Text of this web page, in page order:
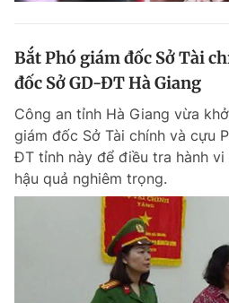
Bắt Phó giám đốc Sở Tài
đốc Sở GD-ĐT Hà Giang
Công an tỉnh Hà Giang vừa
giám đốc Sở Tài chính và cựu
ĐT tỉnh này để điều tra hành
hậu quả nghiêm trọng.